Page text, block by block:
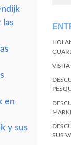
las
en
y sus
SUS